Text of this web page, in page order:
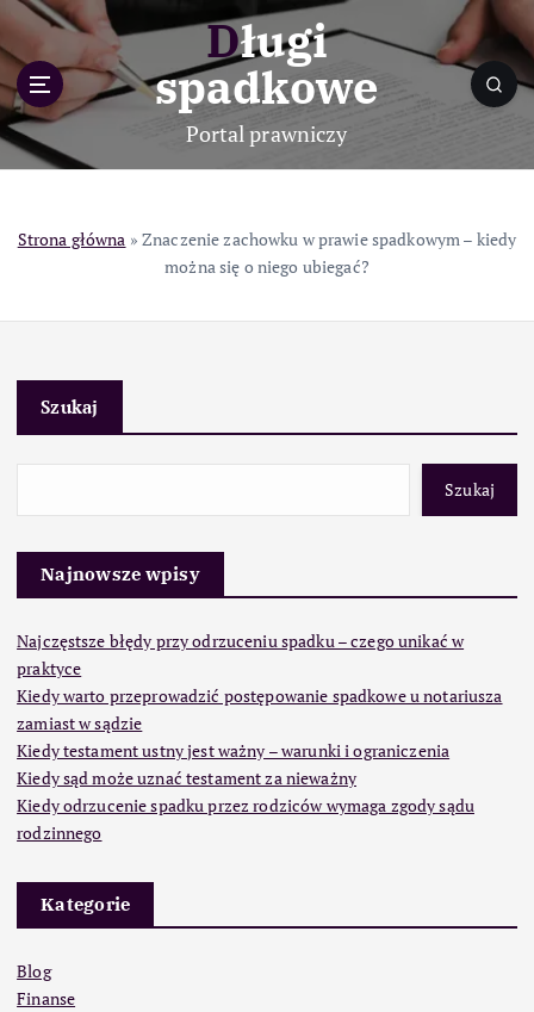
p
o
c
Długi
spadkowe
Portal prawniczy
Strona główna » Znaczenie zachowku w prawie spadkowym – kiedy
można się o niego ubiegać?
Szukaj
Szukaj
Najnowsze wpisy
Najczęstsze błędy przy odrzuceniu spadku – czego unikać w
praktyce
Kiedy warto przeprowadzić postępowanie spadkowe u notariusza
zamiast w sądzie
Kiedy testament ustny jest ważny – warunki i ograniczenia
Kiedy sąd może uznać testament za nieważny
Kiedy odrzucenie spadku przez rodziców wymaga zgody sądu
rodzinnego
Kategorie
Blog
Finanse